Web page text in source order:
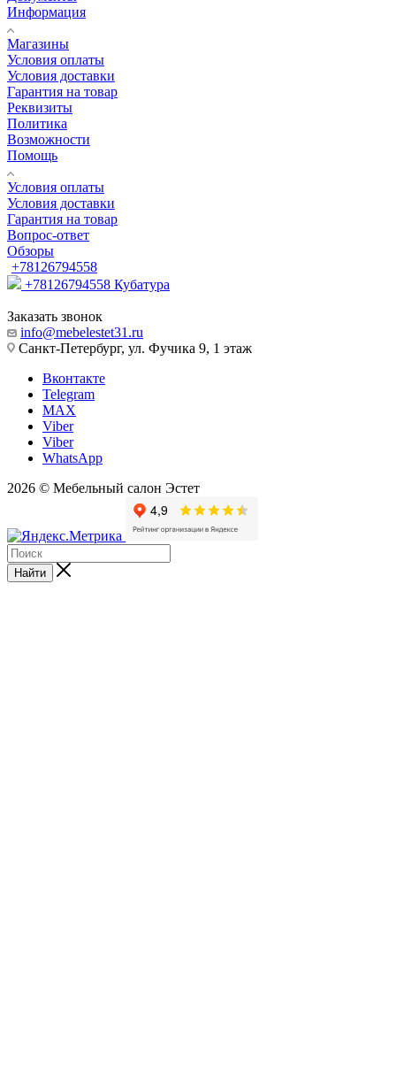
Информация
Магазины
Условия оплаты
Условия доставки
Гарантия на товар
Реквизиты
Политика
Возможности
Помощь
Условия оплаты
Условия доставки
Гарантия на товар
Вопрос-ответ
Обзоры
+78126794558
+78126794558 Кубатура
Заказать звонок
info@mebelestet31.ru
Санкт-Петербург, ул. Фучика 9, 1 этаж
Вконтакте
Telegram
MAX
Viber
Viber
WhatsApp
2026 © Мебельный салон Эстет
Найти